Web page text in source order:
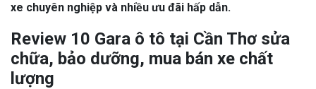
xe chuyên nghiệp và nhiều ưu đãi hấp dẫn.
Review 10 Gara ô tô tại Cần Thơ sửa
chữa, bảo dưỡng, mua bán xe chất
lượng